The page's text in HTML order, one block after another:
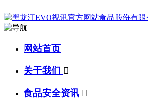
网站首页
关于我们 
食品安全资讯 